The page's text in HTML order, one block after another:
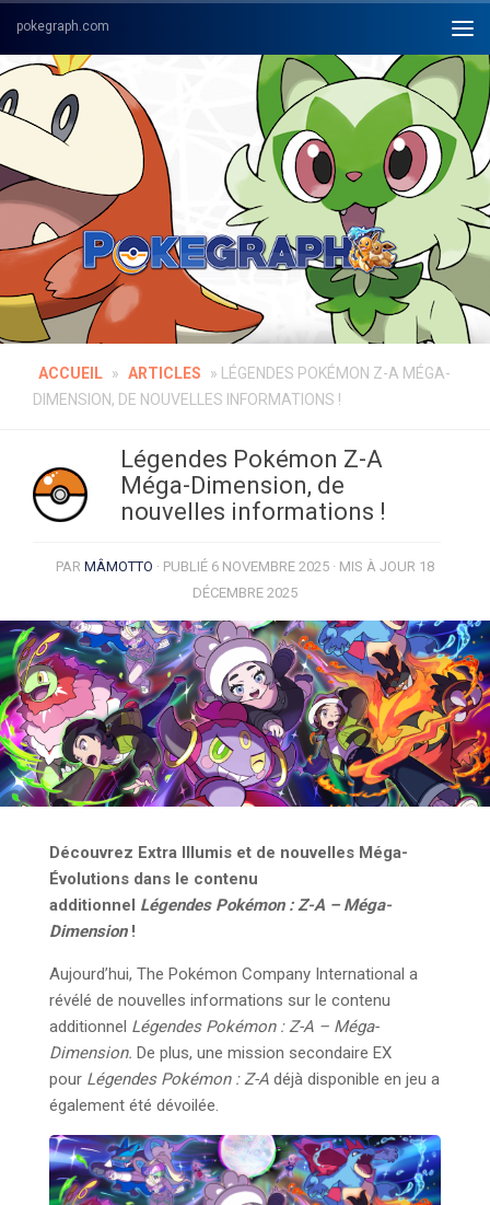
Skip to content
ACCUEIL » ARTICLES »
LÉGENDES POKÉMON Z-A MÉGA-
DIMENSION, DE NOUVELLES INFORMATIONS !
Légendes Pokémon Z-A
Méga-Dimension, de
nouvelles informations !
PAR MÂMOTTO · PUBLIÉ 6 NOVEMBRE 2025 · MIS À JOUR 18
DÉCEMBRE 2025
Découvrez Extra Illumis et de nouvelles Méga-
Évolutions dans le contenu
additionnel Légendes Pokémon : Z-A – Méga-
Dimension!
Aujourd’hui, The Pokémon Company International a
révélé de nouvelles informations sur le contenu
additionnel Légendes Pokémon : Z-A – Méga-
Dimension. De plus, une mission secondaire EX
pour Légendes Pokémon : Z-A déjà disponible en jeu a
également été dévoilée.